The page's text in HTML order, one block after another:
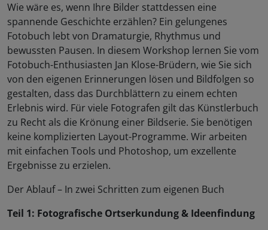
Wie wäre es, wenn Ihre Bilder stattdessen eine
spannende Geschichte erzählen? Ein gelungenes
Fotobuch lebt von Dramaturgie, Rhythmus und
bewussten Pausen. In diesem Workshop lernen Sie vom
Fotobuch-Enthusiasten Jan Klose-Brüdern, wie Sie sich
von den eigenen Erinnerungen lösen und Bildfolgen so
gestalten, dass das Durchblättern zu einem echten
Erlebnis wird. Für viele Fotografen gilt das Künstlerbuch
zu Recht als die Krönung einer Bildserie. Sie benötigen
keine komplizierten Layout-Programme. Wir arbeiten
mit einfachen Tools und Photoshop, um exzellente
Ergebnisse zu erzielen.
Der Ablauf – In zwei Schritten zum eigenen Buch
Teil 1: Fotografische Ortserkundung & Ideenfindung